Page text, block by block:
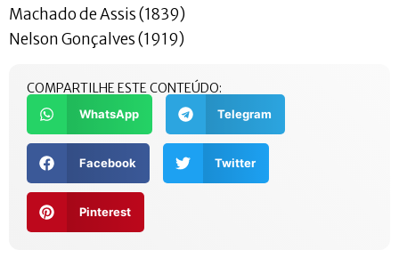
Machado de Assis (1839)
Nelson Gonçalves (1919)
COMPARTILHE ESTE CONTEÚDO:
WhatsApp Telegram
Facebook Twitter
Pinterest